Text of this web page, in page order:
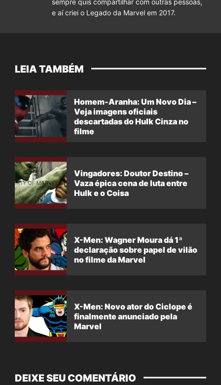
sempre quis compartilhar com outras pessoas,
e aí criei o Legado da Marvel em 2017.
LEIA TAMBÉM
Homem-Aranha: Um Novo Dia –
Veja imagens oficiais
descartadas do Hulk Cinza no
filme
Vingadores: Doutor Destino –
Vaza épica cena de luta entre
Hulk e o Coisa
X-Men: Wagner Moura dá 1ª
declaração sobre papel de vilão
no filme da Marvel
X-Men: Novo ator do Ciclope é
finalmente anunciado pela
Marvel
DEIXE SEU COMENTÁRIO